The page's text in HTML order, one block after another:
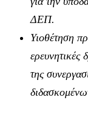
ΔΕΠ.
Υιοθέτηση
ερευνητικές
της